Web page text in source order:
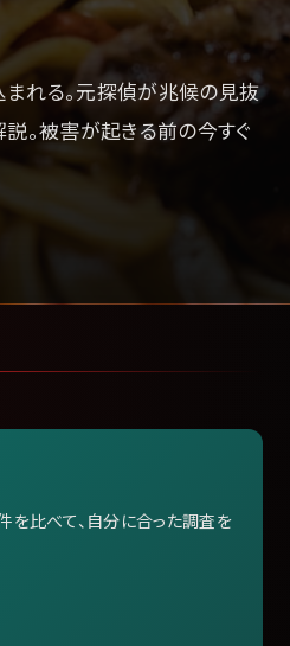
れる。元探偵が兆候の見抜
。被害が起きる前の今すぐ
を比べて、自分に合った調査を